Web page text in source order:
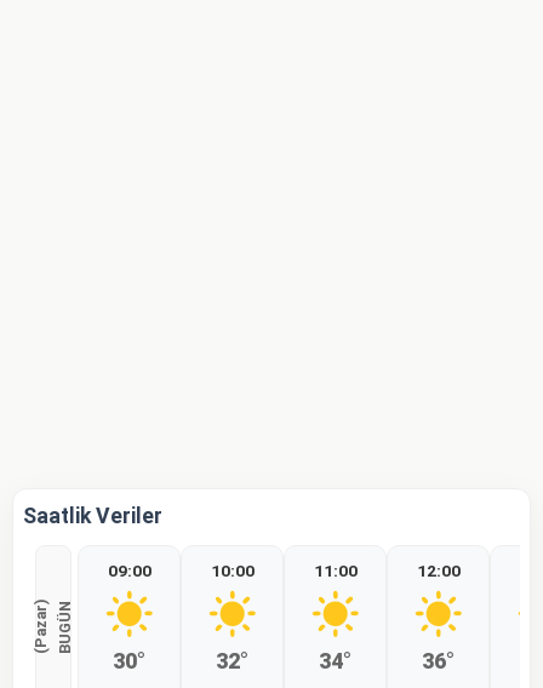
Saatlik Veriler
B
U
G
Ü
N
(
P
a
z
a
r
)
09:00
30°
10:00
32°
11:00
34°
12:00
36°